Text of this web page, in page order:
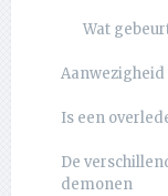
Wat
Is een
De
demonen